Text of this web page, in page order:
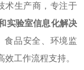
术生产商，专注于
实验室信息化解决
食品安全、环境监
工作流程支持。